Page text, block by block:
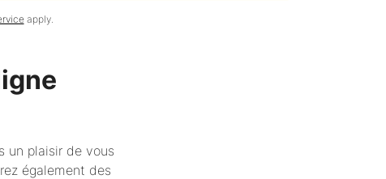
apply.
un plaisir de vous
également des